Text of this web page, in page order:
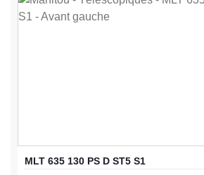
MLT 635 130 PS D ST5 S1